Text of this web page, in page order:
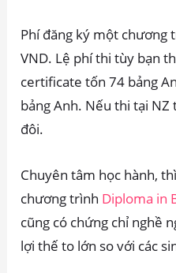
Phí đăng ký một chương
VND. Lệ phí thi tùy bạn
certificate tốn 74 bảng
bảng Anh. Nếu thi tại NZ
đôi.
Chuyên tâm học hành,
chương trình Diploma in
cũng có chứng chỉ nghề
lợi thế to lớn so với các